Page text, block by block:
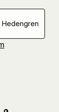
Hedengren